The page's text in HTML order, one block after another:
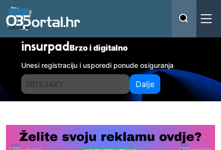
insurpadBrzo i digitalno
Unesi registraciju i usporedi ponude osiguranja
Dalje